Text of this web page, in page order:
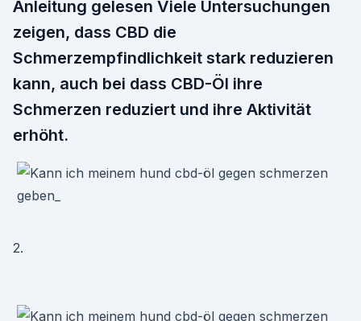
Anleitung gelesen Viele Untersuchungen
zeigen, dass CBD die
Schmerzempfindlichkeit stark reduzieren
kann, auch bei dass CBD-Öl ihre
Schmerzen reduziert und ihre Aktivität
erhöht.
2.